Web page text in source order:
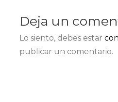
Deja un
Lo siento, debes estar
publicar un comentario.